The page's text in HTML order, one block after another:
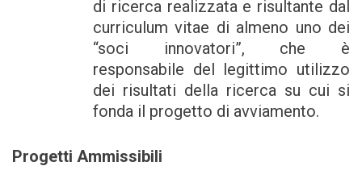
di ricerca realizzata e risultante dal
curriculum vitae di almeno uno dei
“soci innovatori”, che è
responsabile del legittimo utilizzo
dei risultati della ricerca su cui si
fonda il progetto di avviamento.
Progetti Ammissibili